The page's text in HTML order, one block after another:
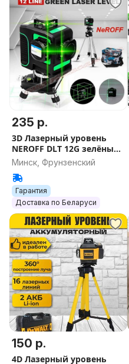
235 р.
3D Лазерный уровень
NEROFF DLT 12G зелёный
луч лазер нивелир
Минск, Фрунзенский
Гарантия
Доставка по Беларуси
150 р.
4D Лазерный уровень